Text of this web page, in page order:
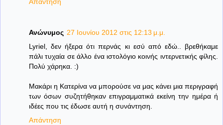
Ανώνυμος 27 Ιουνίου 2012 στις 12:13 μ.μ.
Lyriel, δεν ήξερα ότι περνάς κι εσύ από εδώ.. βρεθήκαμε
πάλι τυχαία σε άλλο ένα ιστολόγιο κοινής ιντερνετικής φίλης.
Πολύ χάρηκα. :)
Μακάρι η Κατερίνα να μπορούσε να μας κάνει μια περιγραφή
των όσων συζητήθηκαν επιγραμματικά εκείνη την ημέρα ή
ιδέες που τις έδωσε αυτή η συνάντηση.
Απάντηση